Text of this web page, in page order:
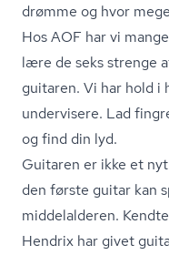
drømme og hvor
Hos AOF har vi
lære de seks strenge
guitaren. Vi har hold i
undervisere. Lad
og find din lyd.
Guitaren er ikke et
den første guitar kan
middelalderen.
Hendrix har givet